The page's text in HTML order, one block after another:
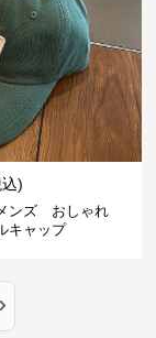
)
ンズ おしゃれ
キャップ
›